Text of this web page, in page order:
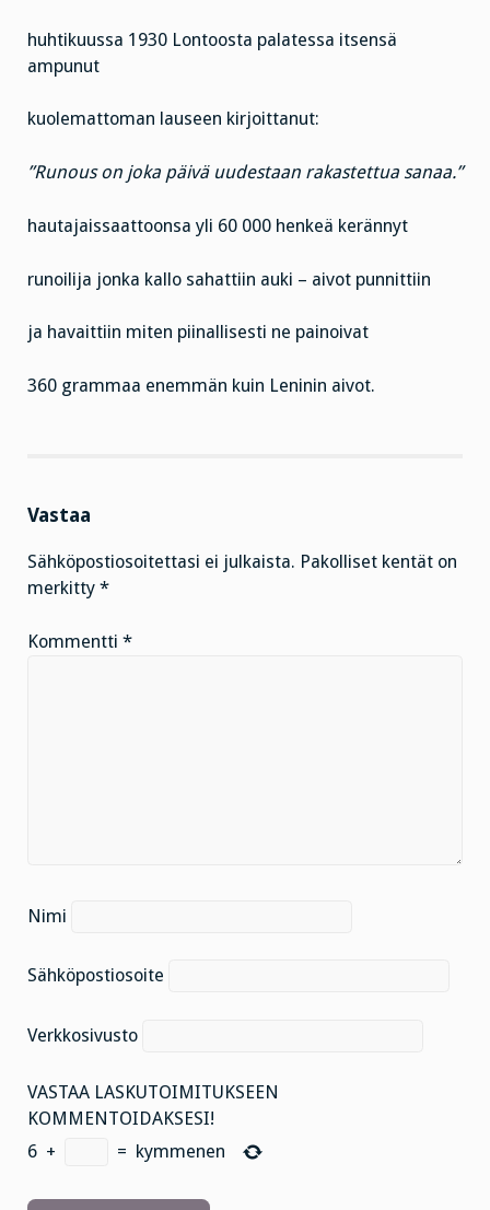
huhtikuussa 1930 Lontoosta palatessa itsensä
ampunut
kuolemattoman lauseen kirjoittanut:
”Runous on joka päivä uudestaan rakastettua sanaa.”
hautajaissaattoonsa yli 60 000 henkeä kerännyt
runoilija jonka kallo sahattiin auki – aivot punnittiin
ja havaittiin miten piinallisesti ne painoivat
360 grammaa enemmän kuin Leninin aivot.
Vastaa
Sähköpostiosoitettasi ei julkaista. Pakolliset kentät on
merkitty *
Kommentti *
Nimi
Sähköpostiosoite
Verkkosivusto
VASTAA LASKUTOIMITUKSEEN
KOMMENTOIDAKSESI!
6 + = kymmenen